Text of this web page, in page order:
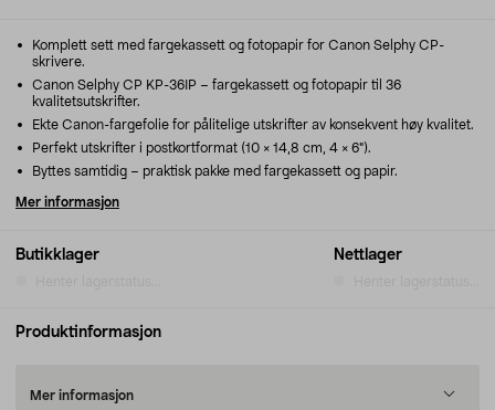
Butikklager Nettlager
Komplett sett med fargekassett og fotopapir for Canon Selphy CP-
skrivere.
Canon Selphy CP KP-36IP – fargekassett og fotopapir til 36
kvalitetsutskrifter.
Ekte Canon-fargefolie for pålitelige utskrifter av konsekvent høy kvalitet.
Perfekt utskrifter i postkortformat (10 × 14,8 cm, 4 × 6").
Byttes samtidig – praktisk pakke med fargekassett og papir.
Mer informasjon
Produktinformasjon
Mer informasjon